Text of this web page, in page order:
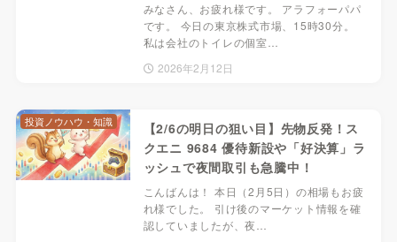
みなさん、お疲れ様です。 アラフォーパパ
です。 今日の東京株式市場、15時30分。
私は会社のトイレの個室…
2026年2月12日
【2/6の明日の狙い目】先物反発！ス
クエニ 9684 優待新設や「好決算」ラ
ッシュで夜間取引も急騰中！
こんばんは！ 本日（2月5日）の相場もお疲
れ様でした。 引け後のマーケット情報を確
認していましたが、夜…
投資ノウハウ・知識